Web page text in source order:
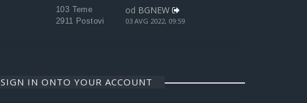
103 Teme
2911 Postovi
od BGNEW
03 AVG 2022, 09:59
SIGN IN ONTO YOUR ACCOUNT